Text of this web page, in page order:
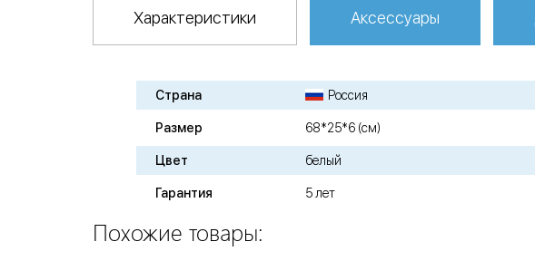
Характеристики Аксессуары
Страна Россия
Размер 68*25*6 (см)
Цвет белый
Гарантия 5 лет
Похожие товары: